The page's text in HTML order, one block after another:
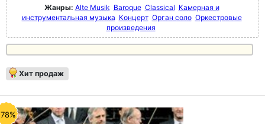
Жанры: Alte Musik Baroque Classical Камерная и
инструментальная музыка Концерт Орган соло Оркестровые
произведения
Хит продаж